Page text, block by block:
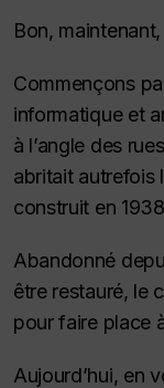
Bon,
Commençons
informatique et
à l’angle des
abritait autrefois
construit en
Abandonné
être restauré, le
pour faire place
Aujourd’hui, en